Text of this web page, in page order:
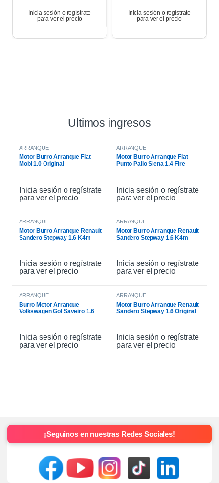
LAT PARAG S/FARO
DERECHA
Inicia sesión o regístrate
para ver el precio
Inicia sesión o regístrate
para ver el precio
Ultimos ingresos
ARRANQUE
Motor Burro Arranque Fiat
Mobi 1.0 Original
Inicia sesión o regístrate
para ver el precio
ARRANQUE
Motor Burro Arranque Fiat
Punto Palio Siena 1.4 Fire
Inicia sesión o regístrate
para ver el precio
ARRANQUE
Motor Burro Arranque Renault
Sandero Stepway 1.6 K4m
Inicia sesión o regístrate
para ver el precio
ARRANQUE
Motor Burro Arranque Renault
Sandero Stepway 1.6 K4m
Inicia sesión o regístrate
para ver el precio
ARRANQUE
Burro Motor Arranque
Volkswagen Gol Saveiro 1.6
Inicia sesión o regístrate
para ver el precio
ARRANQUE
Motor Burro Arranque Renault
Sandero Stepway 1.6 Original
Inicia sesión o regístrate
para ver el precio
¡Seguinos en nuestras Redes Sociales!